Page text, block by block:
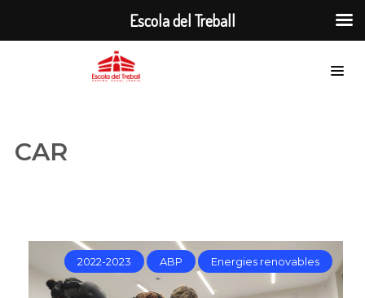
CAR
2022-2023 ABP Energies renovables
Escola del Treball